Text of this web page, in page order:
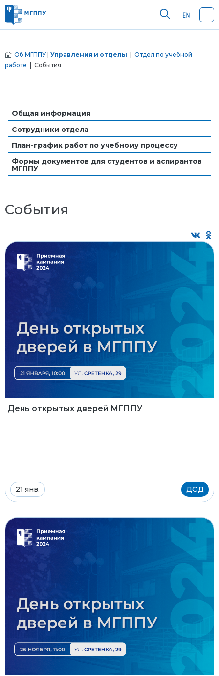
Об МГППУ Управления и отделы
Отдел по учебной
работе | События
Общая информация
Сотрудники отдела
План-график работ по учебному процессу
Формы документов для студентов и аспирантов
МГППУ
События
День открытых дверей МГППУ
21 янв. ДОД